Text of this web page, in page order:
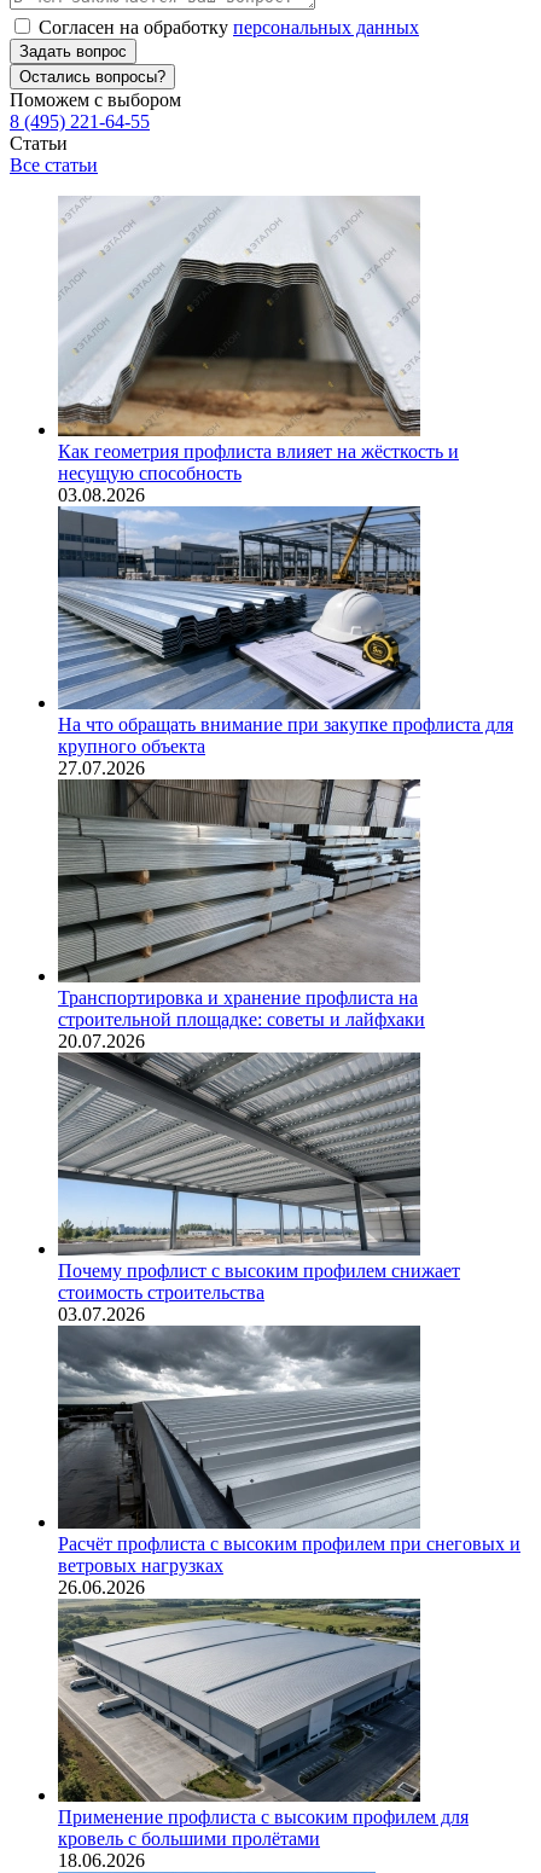
Согласен на обработку персональных данных
Задать вопрос
Остались вопросы?
Поможем с выбором
8 (495) 221-64-55
Статьи
Все статьи
Как геометрия профлиста влияет на жёсткость и
несущую способность
03.08.2026
На что обращать внимание при закупке профлиста для
крупного объекта
27.07.2026
Транспортировка и хранение профлиста на
строительной площадке: советы и лайфхаки
20.07.2026
Почему профлист с высоким профилем снижает
стоимость строительства
03.07.2026
Расчёт профлиста с высоким профилем при снеговых и
ветровых нагрузках
26.06.2026
Применение профлиста с высоким профилем для
кровель с большими пролётами
18.06.2026